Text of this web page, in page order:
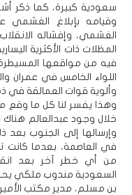
سعودية كبيرة، كما ذكر
وقيامه بإبلاغ الغشمي عن
الغشمي، وإفشاله
المظلات ذات الأكثرية
فيه من مواقعها
اللواء الخامس في عمران
وألوية قوات العمالقة في
وهذا يفسر لنا كل ما وقع
خلال وجود عبدالعالم
وإرسالها إلى الجنوب بعد
في العاصمة، بعدما
من أي خطر آخر بعد
السعودية مندوب ملكي
بن مسلم، مدير مكتب الأمير